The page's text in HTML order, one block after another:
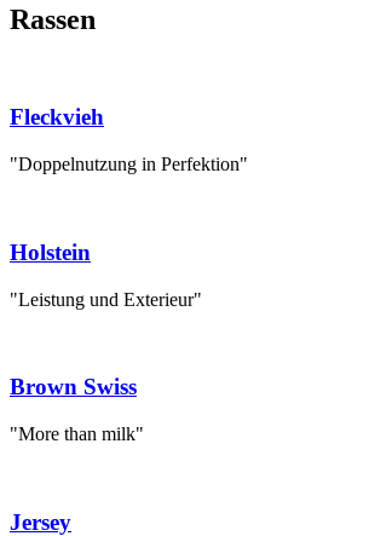
Rassen
Fleckvieh
"Doppelnutzung in Perfektion"
Holstein
"Leistung und Exterieur"
Brown Swiss
"More than milk"
Jersey